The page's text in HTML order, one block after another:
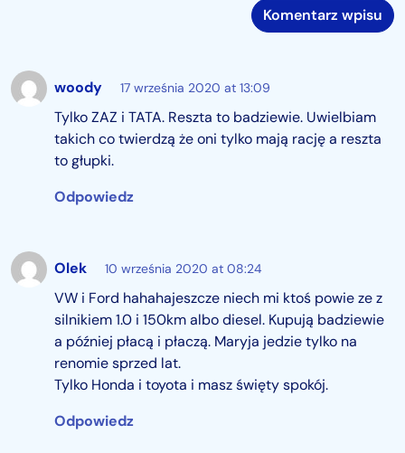
woody 17 września 2020 at 13:09
Tylko ZAZ i TATA. Reszta to badziewie. Uwielbiam
takich co twierdzą że oni tylko mają rację a reszta
to głupki.
Odpowiedz
Olek 10 września 2020 at 08:24
VW i Ford hahahajeszcze niech mi ktoś powie ze z
silnikiem 1.0 i 150km albo diesel. Kupują badziewie
a później płacą i płaczą. Maryja jedzie tylko na
renomie sprzed lat.
Tylko Honda i toyota i masz święty spokój.
Odpowiedz